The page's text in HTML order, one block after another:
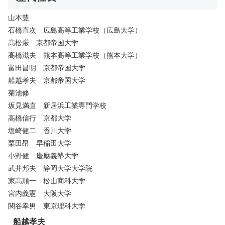
山本豊
石橋直次 広島高等工業学校（広島大学）
高松厳 京都帝国大学
高橋滋夫 熊本高等工業学校（熊本大学）
富田昌明 京都帝国大学
船越孝夫 京都帝国大学
菊池修
坂見満直 新居浜工業専門学校
高橋信行 京都大学
塩崎健二 香川大学
栗田昂 早稲田大学
小野健 慶應義塾大学
武井邦夫 静岡大学大学院
家高順一 松山商科大学
宮内義憲 大阪大学
関谷幸男 東京理科大学
船越孝夫